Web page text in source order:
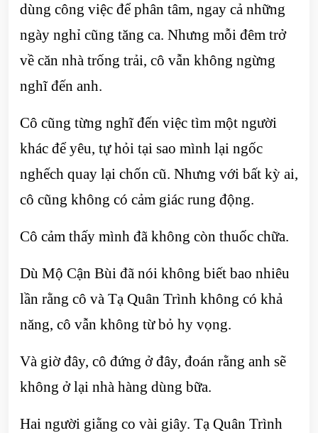
dùng công việc để phân tâm, ngay cả những
ngày nghỉ cũng tăng ca. Nhưng mỗi đêm trở
về căn nhà trống trải, cô vẫn không ngừng
nghĩ đến anh.
Cô cũng từng nghĩ đến việc tìm một người
khác để yêu, tự hỏi tại sao mình lại ngốc
nghếch quay lại chốn cũ. Nhưng với bất kỳ ai,
cô cũng không có cảm giác rung động.
Cô cảm thấy mình đã không còn thuốc chữa.
Dù Mộ Cận Bùi đã nói không biết bao nhiêu
lần rằng cô và Tạ Quân Trình không có khả
năng, cô vẫn không từ bỏ hy vọng.
Và giờ đây, cô đứng ở đây, đoán rằng anh sẽ
không ở lại nhà hàng dùng bữa.
Hai người giằng co vài giây. Tạ Quân Trình